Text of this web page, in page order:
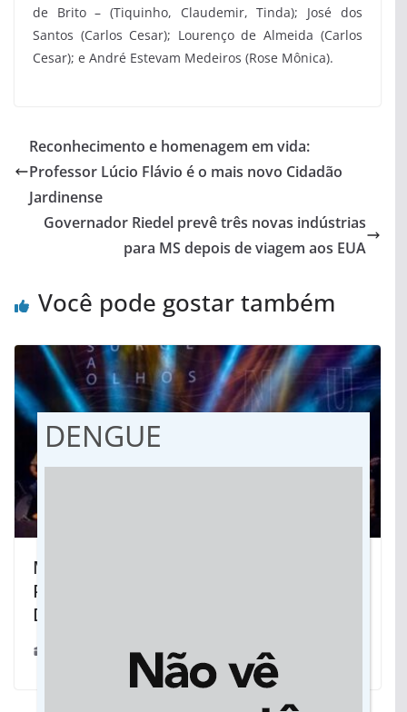
de Brito – (Tiquinho, Claudemir, Tinda); José dos
Santos (Carlos Cesar); Lourenço de Almeida (Carlos
Cesar); e André Estevam Medeiros (Rose Mônica).
Reconhecimento e homenagem em vida:
Professor Lúcio Flávio é o mais novo Cidadão
Jardinense
Governador Riedel prevê três novas indústrias
para MS depois de viagem aos EUA
Você pode gostar também
Música da terra: “Maria Alice canta
Paulo Simões” dia 10 de março em
Dourados
DENGUE